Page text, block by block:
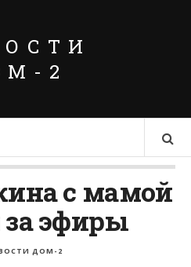
2
с мамой
эфиры
ДОМ-2